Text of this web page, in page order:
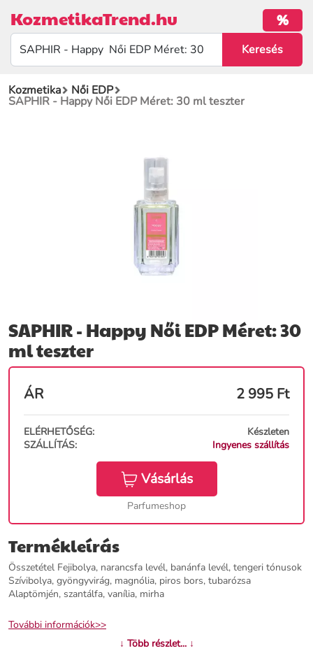
KozmetikaTrend.hu %
Kozmetika Női EDP
SAPHIR - Happy Női EDP Méret: 30 ml teszter
SAPHIR - Happy Női EDP Méret: 30
ml teszter
ÁR 2 995 Ft
ELÉRHETŐSÉG:
Készleten
SZÁLLÍTÁS:
Ingyenes szállítás
Vásárlás
Parfumeshop
Termékleírás
Összetétel Fejibolya, narancsfa levél, banánfa levél, tengeri tónusok
Szívibolya, gyöngyvirág, magnólia, piros bors, tubarózsa
Alaptömjén, szantálfa, vanília, mirha
További információk>>
↓ Több részlet... ↓